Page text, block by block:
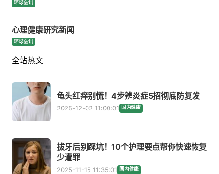
环球医讯
心理健康研究新闻
环球医讯
全站热文
龟头红痒别慌！4步辨炎症5招彻底防复发
2025-12-02 11:00:01 国内健康
拔牙后别踩坑！10个护理要点帮你快速恢复
少遭罪
2025-11-15 11:35:01 国内健康